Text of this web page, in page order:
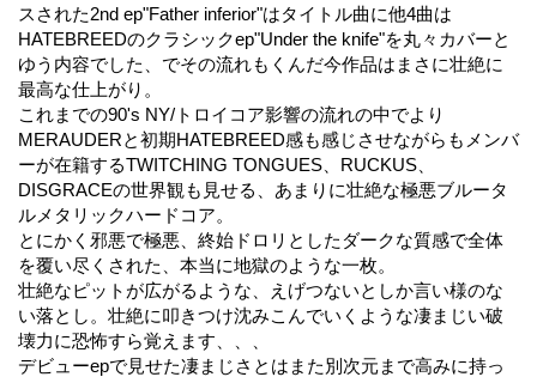
スされた2nd ep"Father inferior"はタイトル曲に他4曲は
HATEBREEDのクラシックep"Under the knife"を丸々カバーと
ゆう内容でした、でその流れもくんだ今作品はまさに壮絶に
最高な仕上がり。
これまでの90's NY/トロイコア影響の流れの中でより
MERAUDERと初期HATEBREED感も感じさせながらもメンバ
ーが在籍するTWITCHING TONGUES、RUCKUS、
DISGRACEの世界観も見せる、あまりに壮絶な極悪ブルータ
ルメタリックハードコア。
とにかく邪悪で極悪、終始ドロリとしたダークな質感で全体
を覆い尽くされた、本当に地獄のような一枚。
壮絶なピットが広がるような、えげつないとしか言い様のな
い落とし。壮絶に叩きつけ沈みこんでいくような凄まじい破
壊力に恐怖すら覚えます、、、
デビューepで見せた凄まじさとはまた別次元まで高みに持っ